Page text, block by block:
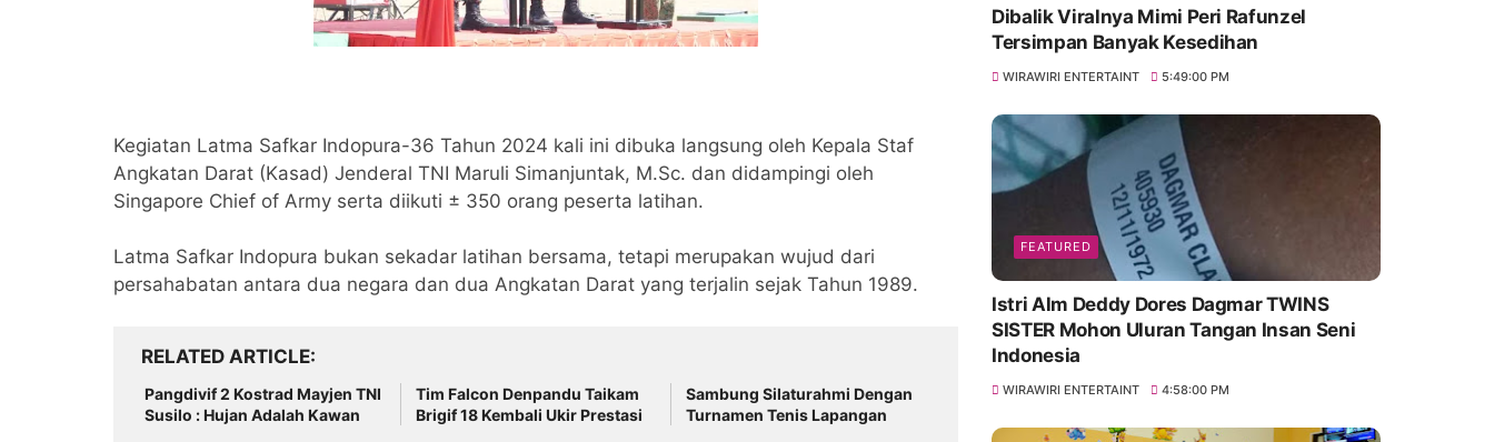
Kegiatan Latma Safkar Indopura-36 Tahun 2024 kali ini dibuka langsung oleh Kepala Staf
Angkatan Darat (Kasad) Jenderal TNI Maruli Simanjuntak, M.Sc. dan didampingi oleh
Singapore Chief of Army serta diikuti ± 350 orang peserta latihan.
Latma Safkar Indopura bukan sekadar latihan bersama, tetapi merupakan wujud dari
persahabatan antara dua negara dan dua Angkatan Darat yang terjalin sejak Tahun 1989.
RELATED ARTICLE
Pangdivif 2 Kostrad Mayjen TNI
Susilo : Hujan Adalah Kawan
Tim Falcon Denpandu Taikam
Brigif 18 Kembali Ukir Prestasi
Sambung Silaturahmi Dengan
Turnamen Tenis Lapangan
Dibalik Viralnya Mimi Peri Rafunzel
Tersimpan Banyak Kesedihan
WIRAWIRI ENTERTAINT 5:49:00 PM
FEATURED
Istri Alm Deddy Dores Dagmar TWINS
SISTER Mohon Uluran Tangan Insan Seni
Indonesia
WIRAWIRI ENTERTAINT 4:58:00 PM